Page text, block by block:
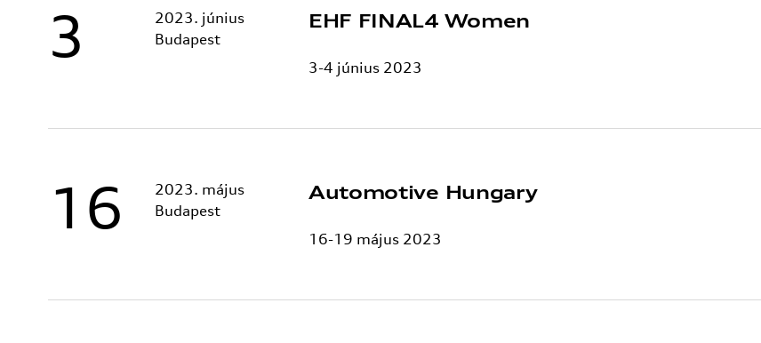
3
2023. június
Budapest
EHF FINAL4 Women
3-4 június 2023
16
2023. május
Budapest
Automotive Hungary
16-19 május 2023